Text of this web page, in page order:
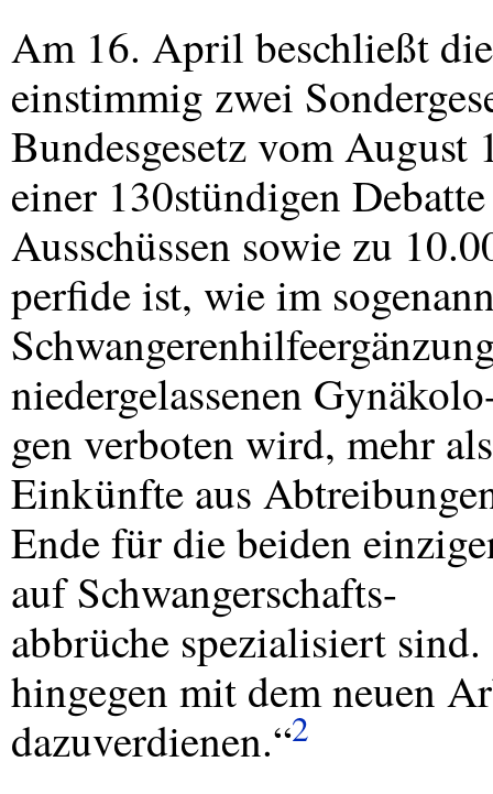
Am 16. April beschließt
einstimmig zwei
Bundesgesetz vom
einer 130stündigen
Ausschüssen sowie zu
perfide ist, wie im
niedergelassenen
gen verboten wird, mehr
Einkünfte aus
Ende für die beiden
auf Schwangerschafts-
abbrüche spezialisiert
hingegen mit dem neuen
dazuverdienen.“2